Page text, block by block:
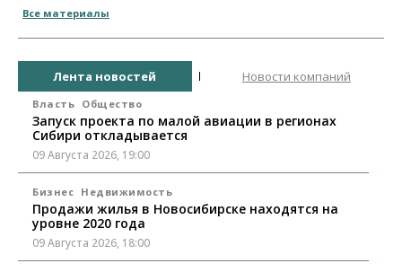
Все материалы
Лента новостей Новости компаний
Власть Общество
Запуск проекта по малой авиации в регионах
Сибири откладывается
09 Августа 2026, 19:00
Бизнес Недвижимость
Продажи жилья в Новосибирске находятся на
уровне 2020 года
09 Августа 2026, 18:00